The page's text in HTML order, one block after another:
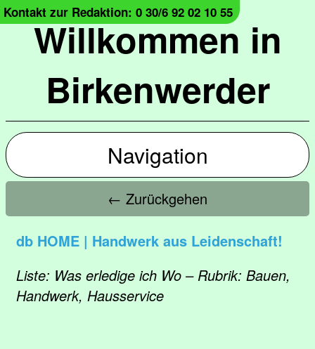
Willkommen in
Birkenwerder
Kontakt zur Redaktion: 0 30/6 92 02 10 55
Navigation
← Zurückgehen
db HOME | Handwerk aus Leidenschaft!
Liste: Was erledige ich Wo – Rubrik: Bauen,
Handwerk, Hausservice